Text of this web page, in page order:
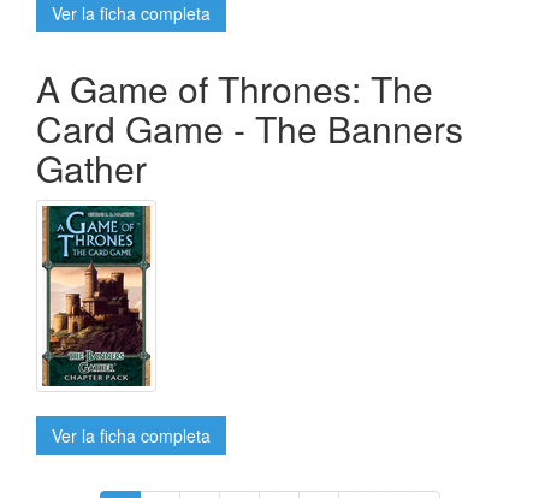
Ver la ficha completa
A Game of Thrones: The
Card Game - The Banners
Gather
Ver la ficha completa